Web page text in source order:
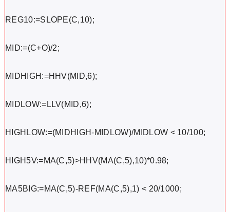
REG10:=SLOPE(C,10);
MID:=(C+O)/2;
MIDHIGH:=HHV(MID,6);
MIDLOW:=LLV(MID,6);
HIGHLOW:=(MIDHIGH-MIDLOW)/MIDLOW < 10/100;
HIGH5V:=MA(C,5)>HHV(MA(C,5),10)*0.98;
MA5BIG:=MA(C,5)-REF(MA(C,5),1) < 20/1000;